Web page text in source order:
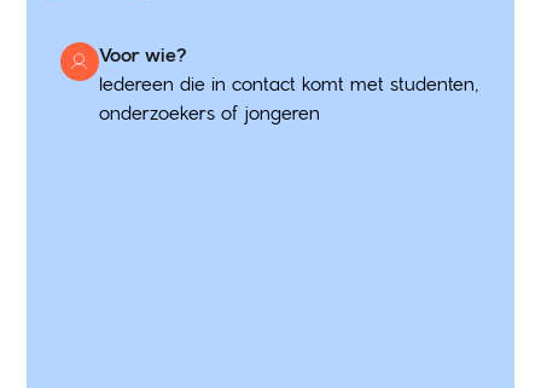
Voor wie?
Iedereen die in contact komt met studenten,
onderzoekers of jongeren